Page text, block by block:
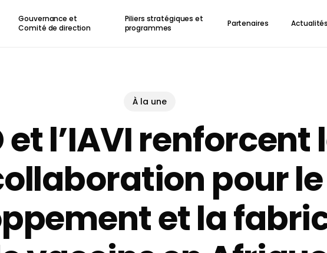
Gouvernance et
Comité de direction
Piliers stratégiques et
programmes
Partenaires Actualités
À la une
et l’IAVI renforcent
pour le
et la